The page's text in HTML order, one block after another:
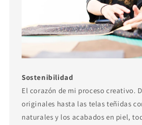
Sostenibilidad
El corazón de mi proceso creativo.
originales hasta las telas teñidas
naturales y los acabados en piel,